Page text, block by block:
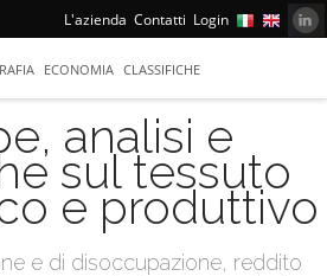
L'azienda Contatti Login
ECONOMIA CLASSIFICHE
analisi e
sul tessuto
e produttivo
e di disoccupazione, reddito